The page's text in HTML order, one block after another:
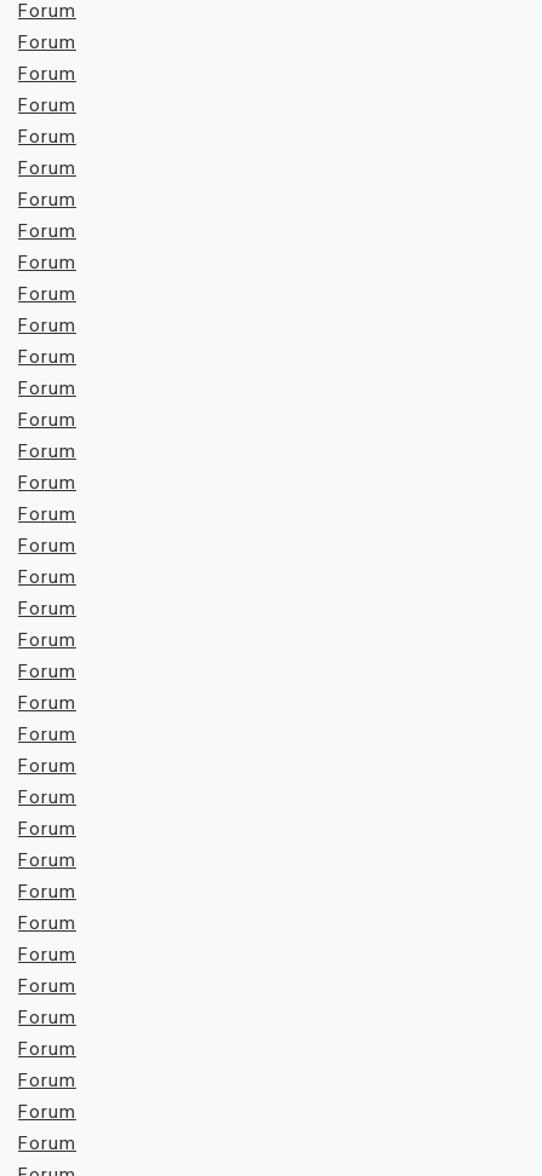
Forum
Forum
Forum
Forum
Forum
Forum
Forum
Forum
Forum
Forum
Forum
Forum
Forum
Forum
Forum
Forum
Forum
Forum
Forum
Forum
Forum
Forum
Forum
Forum
Forum
Forum
Forum
Forum
Forum
Forum
Forum
Forum
Forum
Forum
Forum
Forum
Forum